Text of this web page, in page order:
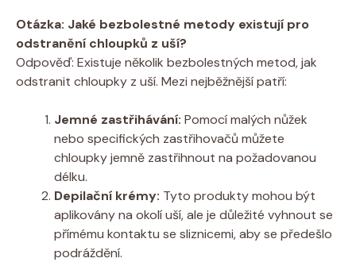
Otázka: Jaké bezbolestné metody existují pro
odstranění chloupků z uší?
Odpověď: Existuje několik bezbolestných metod, jak
odstranit chloupky z uší. Mezi nejběžnější patří:
Jemné zastřihávání: Pomocí malých nůžek
nebo specifických zastřihovačů můžete
chloupky jemně zastřihnout na požadovanou
délku.
Depilační krémy: Tyto produkty mohou být
aplikovány na okolí uší, ale je důležité vyhnout se
přímému kontaktu se sliznicemi, aby se předešlo
podráždění.